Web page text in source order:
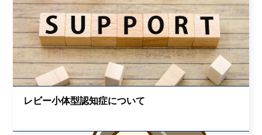
レビー小体型認知症について